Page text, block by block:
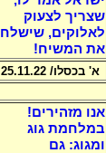
שצריך לצעוק
לאלוקים, שישלח
את המשיח!
א' בכסלו/ 25.11.22
אנו מזהירים!
במלחמת גוג
ומגוג: גם